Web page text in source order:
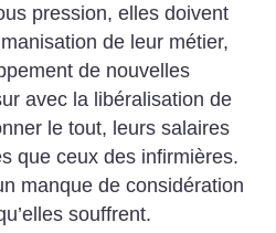
pression, elles doivent
de leur métier,
de nouvelles
avec la libéralisation de
le tout, leurs salaires
que ceux des infirmières.
manque de considération
souffrent.